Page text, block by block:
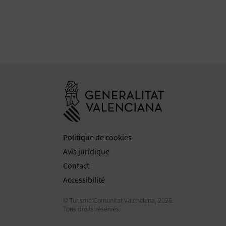
Politique de cookies
Avis juridique
Contact
Accessibilité
© Turisme Comunitat Valenciana, 2026.
Tous droits réservés.